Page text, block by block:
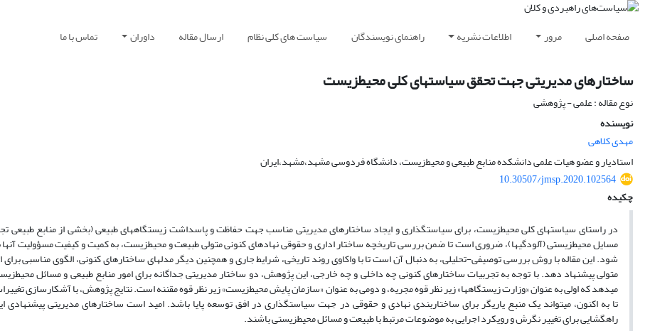
صفحه اصلی مرور اطلاعات نشریه راهنمای نویسندگان سیاست های کلی نظام ارسال مقاله داوران تماس با ما
ساختارهای مدیریتی جهت تحقق سیاست‏های کلی محیط‏زیست
نوع مقاله : علمی - پژوهشی
نویسنده
مهدی کلاهی
استادیار و عضو هیات علمی دانشکده منابع طبیعی و محیط‌زیست، دانشگاه فردوسی مشهد،مشهد،ایران
10.30507/jmsp.2020.102564
چکیده
در راستای سیاست‏های کلی محیط‏زیست، برای سیاستگذاری و ایجاد ساختارهای مدیریتی مناسب جهت حفاظت و پاسداشت زیستگاه‏های طبیعی (بخشی از منابع طبیعی
مسایل محیط‏زیستی (آلودگی‏ها)، ضروری است تا ضمن بررسی تاریخچه ساختار اداری و حقوقی نهادهای کنونی متولی طبیعت و محیط‏زیست، به کمیت و کیفیت مسؤولیت
شود. این مقاله با روش بررسی توصیفی-تحلیلی، به دنبال آن است تا با واکاوی روند تاریخی، شرایط جاری و همچنین دیگر مدل‏های ساختارهای کنونی، الگوی مناسبی برای
متولی پیشنهاد دهد. با توجه به تجربیات ساختارهای کنونی چه داخلی و چه خارجی، این پژوهش، دو ساختار مدیریتی جداگانه برای امور منابع طبیعی و مسائل
می‏دهد که اولی به عنوان «وزارت زیستگاه‏ها» زیر نظر قوه مجریه، و دومی به عنوان «سازمان پایش محیط‏زیست» زیر نظر قوه مقننه است. نتایج پژوهش، با آشکارسازی
تا به اکنون، می‏تواند یک منبع یاریگر برای ساختاربندی نهادی و حقوقی در جهت سیاست‏گذاری در افق توسعه پایا باشد. امید است ساختارهای مدیریتی پیشنهادی
راهگشایی برای تغییر نگرش و رویکرد اجرایی به موضوعات مرتبط با طبیعت و مسائل محیط‏زیستی باشند.